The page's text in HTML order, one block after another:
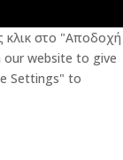
κλικ στο "Αποδοχή
our website to give
Settings" to